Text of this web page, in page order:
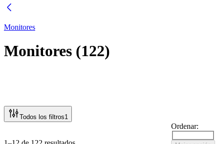
Monitores
Monitores (122)
Todos los filtros1
Ordenar: